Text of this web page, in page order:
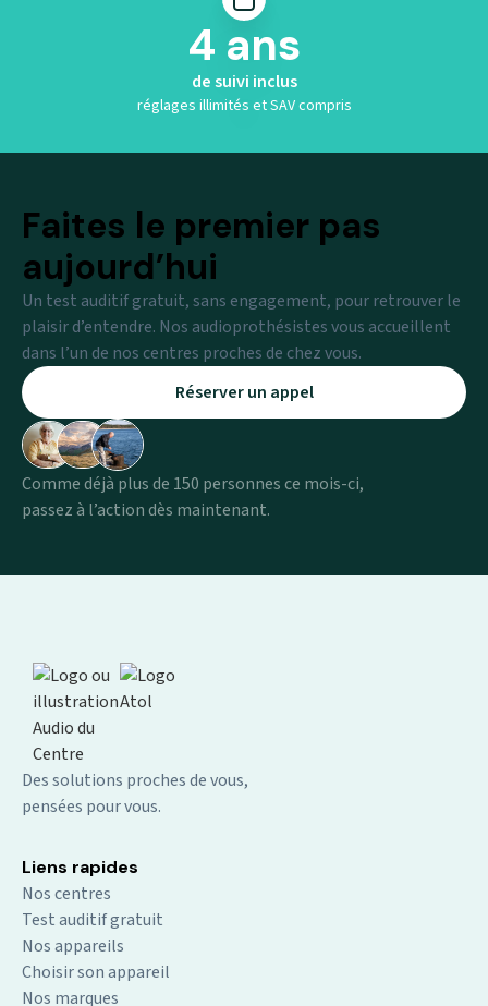
4 ans
de suivi inclus
réglages illimités et SAV compris
Faites le premier pas
aujourd’hui
Un test auditif gratuit, sans engagement, pour retrouver le
plaisir d’entendre. Nos audioprothésistes vous accueillent
dans l’un de nos centres proches de chez vous.
Réserver un appel
Comme déjà plus de 150 personnes ce mois-ci,
passez à l’action dès maintenant.
Des solutions proches de vous,
pensées pour vous.
Liens rapides
Nos centres
Test auditif gratuit
Nos appareils
Choisir son appareil
Nos marques